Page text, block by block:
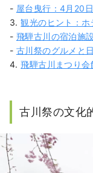
- 屋台曳行：4月20日
3.観光のヒント：ホ
- 飛騨古川の宿泊施
- 古川祭のグルメと
4.飛騨古川まつり会
古川祭の文化